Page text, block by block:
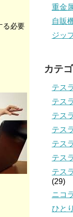
る必要
重金
自販
ジッ
カテ
テス
テス
テス
テス
テス
テス
テス
(29)
ニコ
ひと